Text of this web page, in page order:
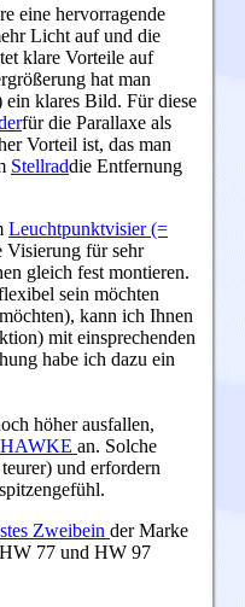
eine hervorragende
Licht auf und die
klare Vorteile auf
hat man
klares Bild. Für diese
für die Parallaxe als
Vorteil ist, das man
Stellraddie Entfernung
Leuchtpunktvisier (=
Visierung für sehr
gleich fest montieren.
sein möchten
kann ich Ihnen
mit einsprechenden
habe ich dazu ein
höher ausfallen,
HAWKE an. Solche
und erfordern
Zweibein der Marke
77 und HW 97